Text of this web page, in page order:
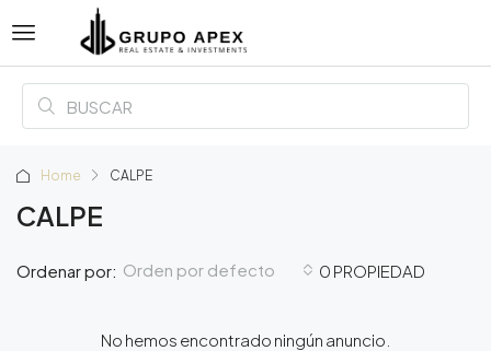
Home CALPE
CALPE
0 PROPIEDAD
Ordenar por: Orden por defecto
No hemos encontrado ningún anuncio.